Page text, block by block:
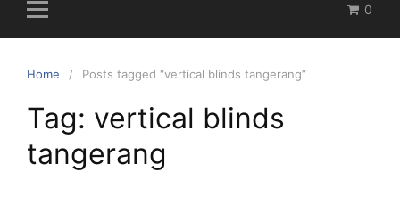
0
Home Posts tagged “vertical blinds tangerang”
Tag: vertical blinds
tangerang